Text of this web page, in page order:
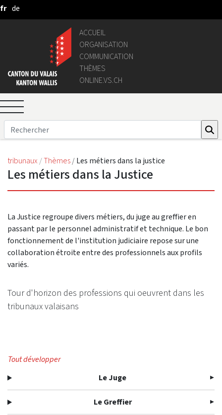
Saut au contenu principal
fr de
ACCUEIL
ORGANISATION
COMMUNICATION
THÈMES
ONLINE.VS.CH
tribunaux Thèmes Les métiers dans la justice
Les métiers dans la Justice
La Justice regroupe divers métiers, du juge au greffier en
passant par le personnel administratif et technique. Le bon
fonctionnement de l'institution judiciaire repose sur une
collaboration étroite entre des professionnels aux profils
variés.
Tour d'horizon des professions qui oeuvrent dans les
tribunaux valaisans
Tout développer
Le Juge
Le Greffier